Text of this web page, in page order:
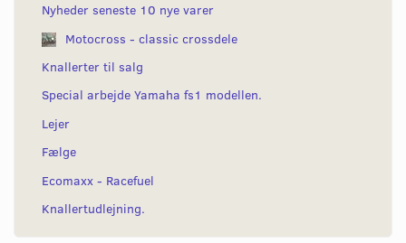
Nyheder seneste 10 nye varer
Motocross - classic crossdele
Knallerter til salg
Special arbejde Yamaha fs1 modellen.
Lejer
Fælge
Ecomaxx - Racefuel
Knallertudlejning.